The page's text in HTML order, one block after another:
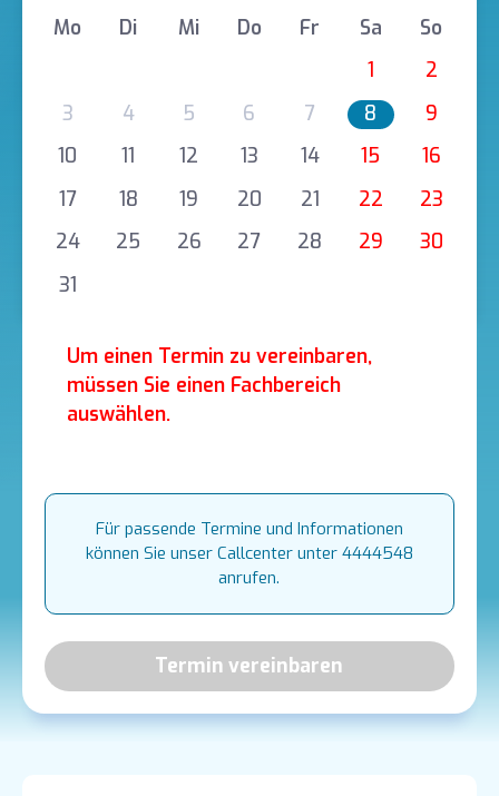
Mo Di Mi Do Fr Sa
So
1
2
3
4 5 6 7 8
9
10
11 12 13 14 15
16
17
18 19 20 21 22
23
24
25 26 27 28 29
30
31
Um einen Termin zu vereinbaren,
müssen Sie einen Fachbereich
auswählen.
Für passende Termine und Informationen
können Sie unser Callcenter unter 4444548
anrufen.
Termin vereinbaren